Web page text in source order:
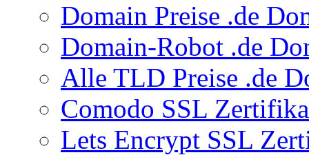
Domain Preise .de
Domain-Robot .de
Alle TLD Preise .de
Comodo SSL
Lets Encrypt SSL